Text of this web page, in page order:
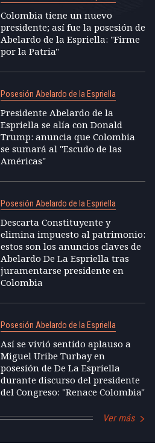
Colombia tiene un nuevo
presidente; así fue la posesión de
Abelardo de la Espriella: "Firme
por la Patria"
Posesión Abelardo de la Espriella
Presidente Abelardo de la
Espriella se alía con Donald
Trump: anuncia que Colombia
se sumará al "Escudo de las
Américas"
Posesión Abelardo de la Espriella
Descarta Constituyente y
elimina impuesto al patrimonio:
estos son los anuncios claves de
Abelardo De La Espriella tras
juramentarse presidente en
Colombia
Posesión Abelardo de la Espriella
Así se vivió sentido aplauso a
Miguel Uribe Turbay en
posesión de De La Espriella
durante discurso del presidente
del Congreso: "Renace Colombia"
Ver más